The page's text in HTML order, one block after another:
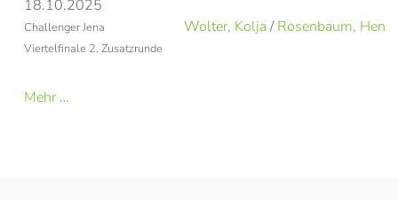
18.10.2025
Challenger Jena
Viertelfinale 2. Zusatzrunde
Wolter, Kolja /Rosenbaum, Henry
Mehr …